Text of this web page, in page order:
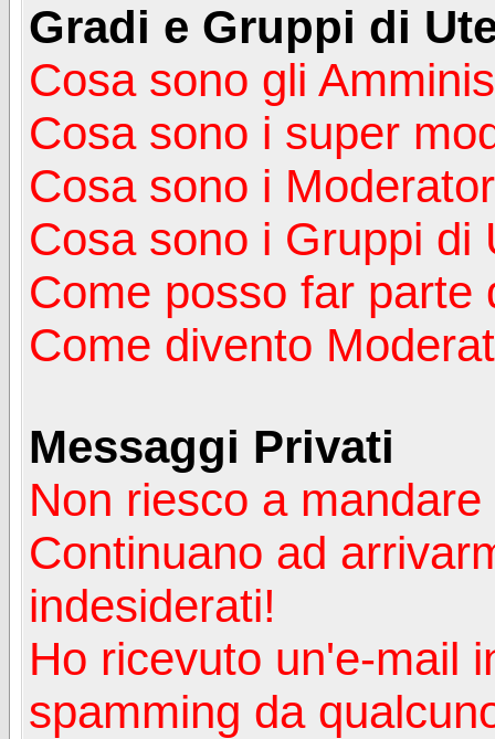
Gradi e Gruppi di
Cosa sono gli
Cosa sono i super
Cosa sono i
Cosa sono i Gruppi di
Come posso far parte
Come divento
Messaggi Privati
Non riesco a
Continuano ad
indesiderati!
Ho ricevuto un'e-mail
spamming da